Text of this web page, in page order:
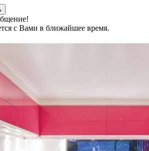
с Вами в ближайшее время.